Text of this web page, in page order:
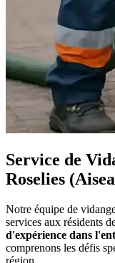
Service de
Roselies
Notre équipe de
services aux résidents
d'expérience dans
comprenons les défis
région.